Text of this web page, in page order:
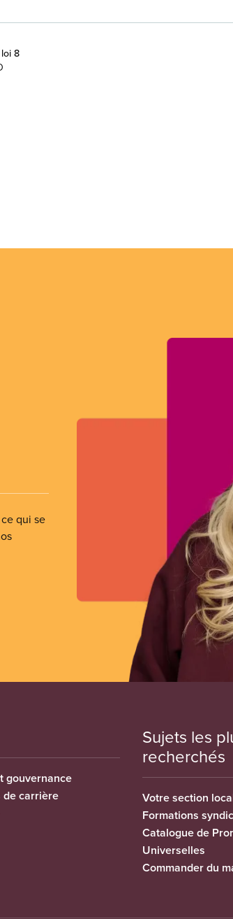
8
qui se
gouvernance
de carrière
Sujets les
recherchés
Votre section
Formations
Catalogue de
Universelles
Commander du